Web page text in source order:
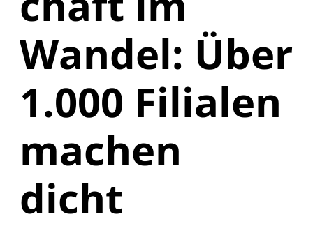
Wandel: Über
1.000 Filialen
machen
dicht